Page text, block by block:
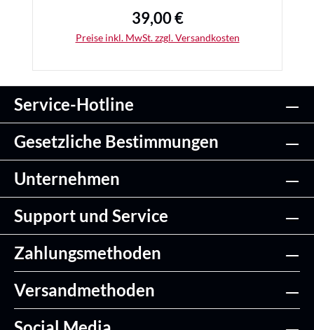
Regulärer Preis:
39,00 €
Preise inkl. MwSt. zzgl. Versandkosten
Details
Service-Hotline
Gesetzliche Bestimmungen
Unternehmen
Support und Service
Zahlungsmethoden
Versandmethoden